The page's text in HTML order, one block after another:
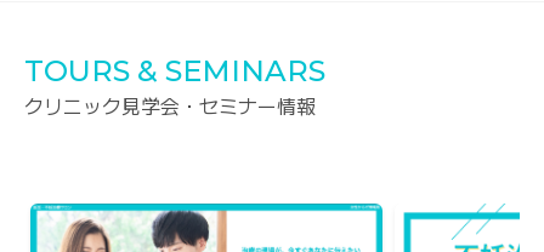
TOURS & SEMINARS
クリニック見学会・セミナー情報